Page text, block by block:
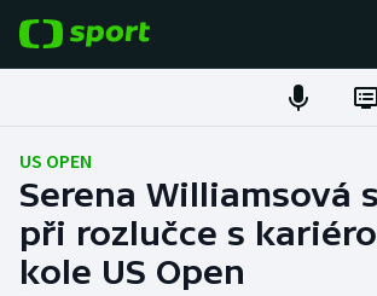
Fotbal
Hokej
Tenis
US OPEN
Serena Williamsová
při rozlučce s
kole US Open